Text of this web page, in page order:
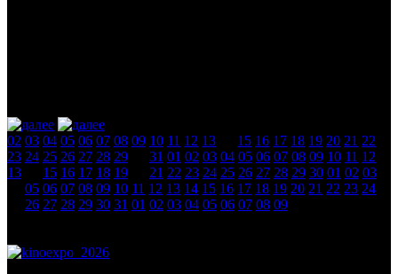
02 03 04 05 06 07 08 09 10 11 12 13 15 16 17 18 19 20 21 22
23 24 25 26 27 28 29 31 01 02 03 04 05 06 07 08 09 10 11 12
13
15 16 17 18 19 21 22 23 24 25 26 27 28 29 30 01 02 03
05 06 07 08 09 10 11 12 13 14 15 16 17 18 19 20 21 22 23 24
26 27 28 29 30 31 01 02 03 04 05 06 07 08 09